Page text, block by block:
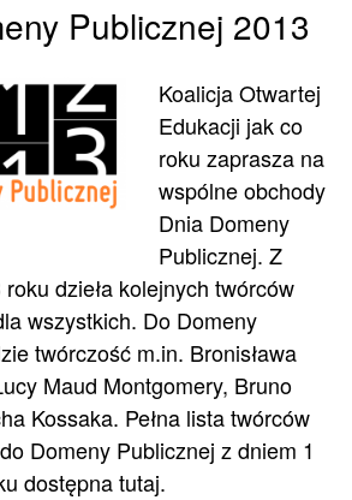
Publicznej 2013
Koalicja Otwartej
Edukacji jak co
roku zaprasza na
wspólne obchody
Dnia Domeny
Publicznej. Z
dzieła kolejnych twórców
wszystkich. Do Domeny
twórczość m.in. Bronisława
Maud Montgomery, Bruno
Kossaka. Pełna lista twórców
Domeny Publicznej z dniem 1
dostępna tutaj.